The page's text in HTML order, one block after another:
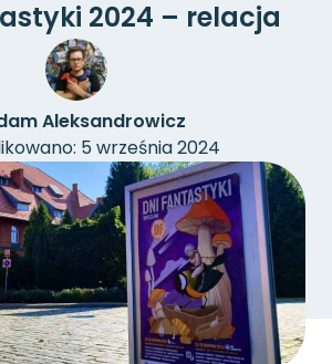
2024 – relacja
Aleksandrowicz
5 września 2024